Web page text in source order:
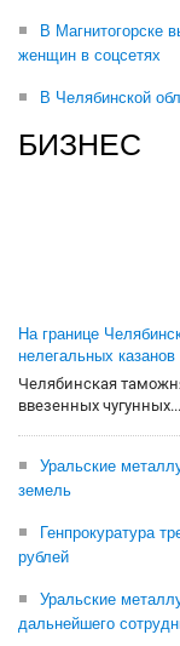
В Магнитогорске
женщин в соцсетях
В Челябинской
БИЗНЕС
На границе
нелегальных казанов
Челябинская
ввезенных чугунных...
Уральские
земель
Генпрокуратура
рублей
Уральские
дальнейшего